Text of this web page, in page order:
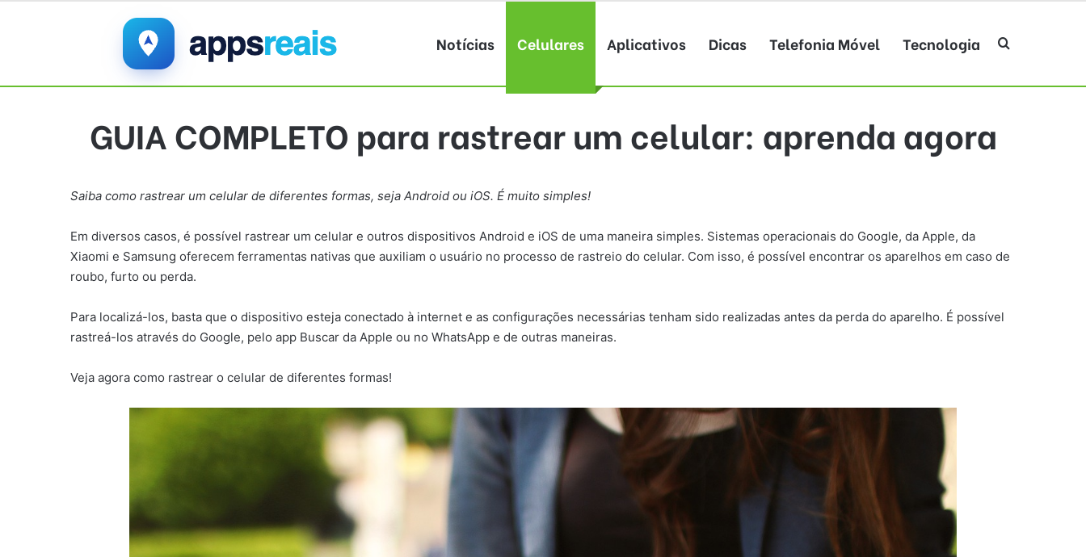
Notícias Celulares Aplicativos Dicas Telefonia Móvel Tecnologia Procurar por
GUIA COMPLETO para rastrear um celular: aprenda agora
Saiba como rastrear um celular de diferentes formas, seja Android ou iOS. É muito simples!
Em diversos casos, é possível rastrear um celular e outros dispositivos Android e iOS de uma maneira simples. Sistemas operacionais do Google, da Apple, da
Xiaomi e Samsung oferecem ferramentas nativas que auxiliam o usuário no processo de rastreio do celular. Com isso, é possível encontrar os aparelhos em caso de
roubo, furto ou perda.
Para localizá-los, basta que o dispositivo esteja conectado à internet e as configurações necessárias tenham sido realizadas antes da perda do aparelho. É possível
rastreá-los através do Google, pelo app Buscar da Apple ou no WhatsApp e de outras maneiras.
Veja agora como rastrear o celular de diferentes formas!